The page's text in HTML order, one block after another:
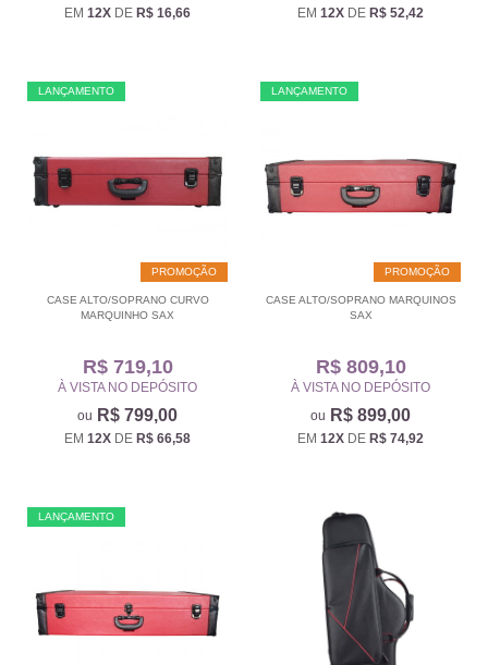
EM 12X DE R$ 16,66 EM 12X DE R$ 52,42
PROMOÇÃO
LANÇAMENTO
CASE ALTO/SOPRANO CURVO
MARQUINHO SAX
R$ 719,10
À VISTA NO DEPÓSITO
R$ 799,00
EM 12X DE R$ 66,58
PROMOÇÃO
LANÇAMENTO
CASE ALTO/SOPRANO MARQUINOS
SAX
R$ 809,10
À VISTA NO DEPÓSITO
R$ 899,00
EM 12X DE R$ 74,92
LANÇAMENTO